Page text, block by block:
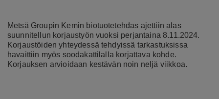
Metsä Groupin Kemin biotuotetehdas ajettiin alas
suunnitellun korjaustyön vuoksi perjantaina 8.11.2024.
Korjaustöiden yhteydessä tehdyissä tarkastuksissa
havaittiin myös soodakattilalla korjattava kohde.
Korjauksen arvioidaan kestävän noin neljä viikkoa.